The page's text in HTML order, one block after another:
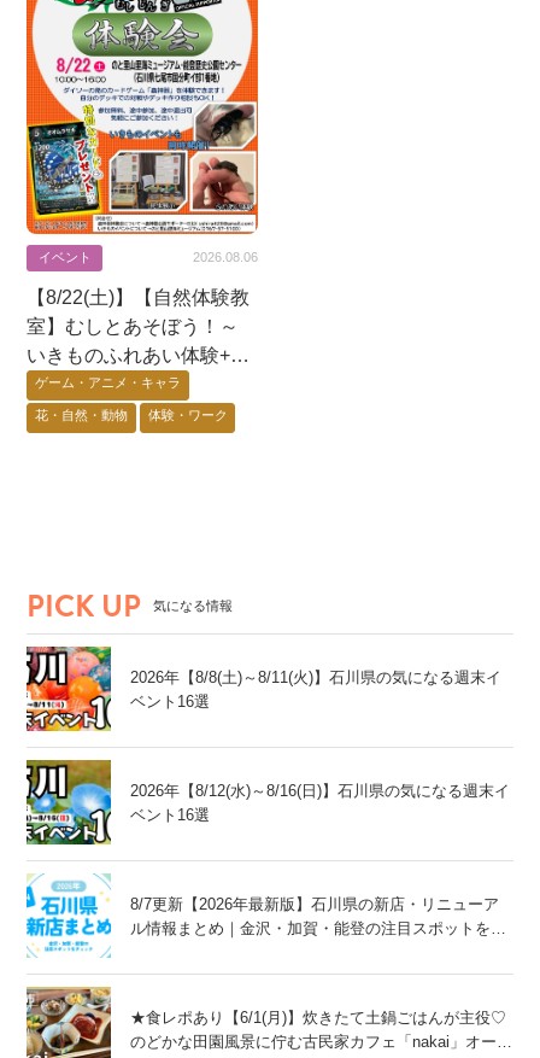
イベント 2026.08.06
【8/22(土)】【自然体験教
室】むしとあそぼう！～
いきものふれあい体験+昆
虫展示+蟲神器体験会〜@
七尾市
ゲーム・アニメ・キャラ
花・自然・動物 体験・ワーク
PICK UP 気になる情報
2026年【8/8(土)～8/11(火)】石川県の気になる週末イ
ベント16選
2026年【8/12(水)～8/16(日)】石川県の気になる週末イ
ベント16選
8/7更新【2026年最新版】石川県の新店・リニューア
ル情報まとめ｜金沢・加賀・能登の注目スポットをチ
★食レポあり【6/1(月)】炊きたて土鍋ごはんが主役♡
のどかな田園風景に佇む古民家カフェ「nakai」オープ